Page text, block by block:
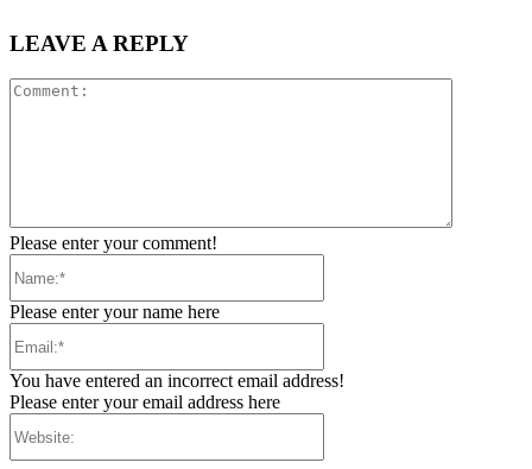
LEAVE A REPLY
Please enter your comment!
Please enter your name here
You have entered an incorrect email address!
Please enter your email address here